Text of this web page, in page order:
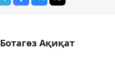
Ботагөз Ақиқат